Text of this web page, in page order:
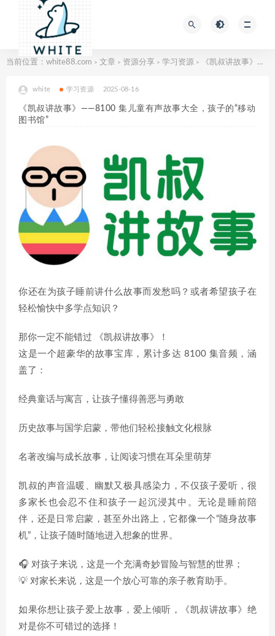
当前位置： white88.com > 文章 > 资源分享 > 学习资源 > 《凯叔讲故事》——8100 集儿童有声故事大全，孩子的“移动图书馆”
white 学习资源 2025-08-16
《凯叔讲故事》——8100 集儿童有声故事大全，孩子的“移动
图书馆”
你还在为孩子睡前讲什么故事而发愁吗？或者希望孩子在
轻松愉快中多学点知识？
那你一定不能错过 《凯叔讲故事》！
这是一个超豪华的故事宝库，累计多达 8100 集音频，涵
盖了：
经典童话与寓言，让孩子懂得善恶与勇敢
历史故事与国学启蒙，带他们轻松接触文化根脉
名著改编与成长故事，让阅读习惯在耳朵里萌芽
凯叔的声音温暖、幽默又极具感染力，不仅孩子爱听，很
多家长也会忍不住和孩子一起沉浸其中。无论是睡前陪
伴，还是日常启蒙，甚至外出路上，它都像一个“随身故事
机”，让孩子随时随地进入想象的世界。
🎧 对孩子来说，这是一个充满奇妙冒险与智慧的世界；
💡 对家长来说，这是一个放心可靠的亲子教育助手。
如果你想让孩子爱上故事，爱上倾听，《凯叔讲故事》绝
对是你不可错过的选择！